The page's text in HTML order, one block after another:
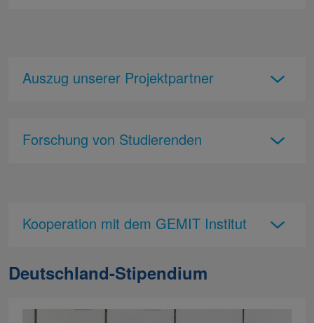
Auszug unserer Projektpartner
Forschung von Studierenden
Kooperation mit dem GEMIT Institut
Deutschland-Stipendium